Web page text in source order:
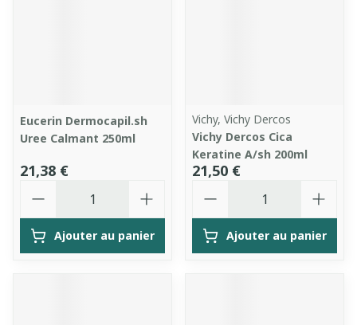
Eucerin Dermocapil.sh
Uree Calmant 250ml
21,38 €
Ajouter au panier
Vichy, Vichy Dercos
Vichy Dercos Cica
Keratine A/sh 200ml
21,50 €
Ajouter au panier